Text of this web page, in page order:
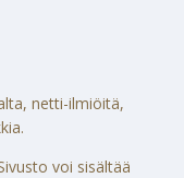
netti-ilmiöitä,
voi sisältää